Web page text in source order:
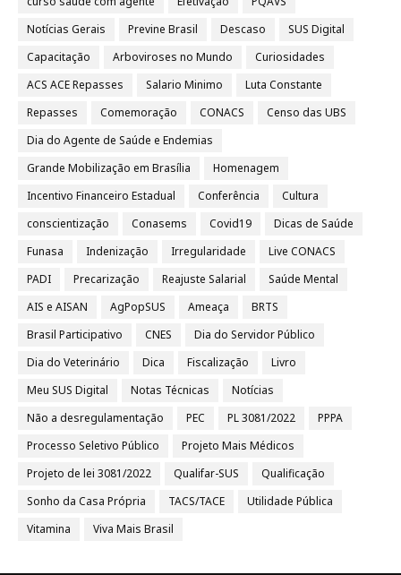
Notícias Gerais
Previne Brasil Descaso
SUS Digital
Capacitação
Arboviroses no Mundo
Curiosidades
ACS ACE Repasses
Salario Minimo
Luta Constante
Repasses
Comemoração CONACS
Censo das UBS
Dia do Agente de Saúde e Endemias
Grande Mobilização em Brasília
Homenagem
Incentivo Financeiro Estadual
Conferência
Cultura
conscientização
Conasems Covid19
Dicas de Saúde
Funasa
Indenização Irregularidade
Live CONACS
PADI
Precarização Reajuste Salarial
Saúde Mental
AIS e AISAN
AgPopSUS Ameaça
BRTS
Brasil Participativo
CNES
Dia do Servidor Público
Dia do Veterinário
Dica Fiscalização
Livro
Meu SUS Digital
Notas Técnicas
Notícias
Não a desregulamentação
PEC PL 3081/2022
PPPA
Processo Seletivo Público
Projeto Mais Médicos
Projeto de lei 3081/2022
Qualifar-SUS
Qualificação
Sonho da Casa Própria
TACS/TACE
Utilidade Pública
Vitamina
Viva Mais Brasil